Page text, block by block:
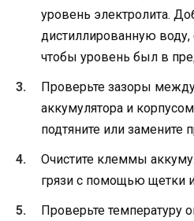
уровень электролита.
дистиллированную
чтобы уровень был в
Проверьте зазоры
аккумулятора и
подтяните или замените
Очистите клеммы
грязи с помощью щетки
Проверьте